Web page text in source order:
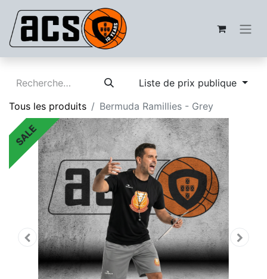
Liste de prix publique
Tous les produits
Bermuda Ramillies - Grey
SALE